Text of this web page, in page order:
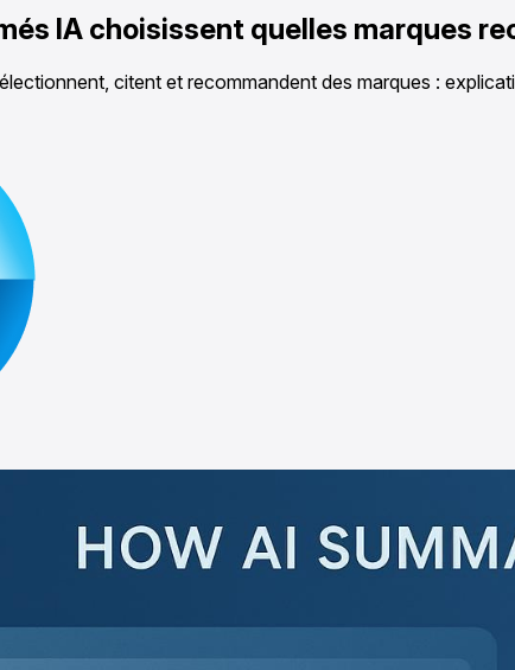
IA choisissent quelles marques
citent et recommandent des marques :